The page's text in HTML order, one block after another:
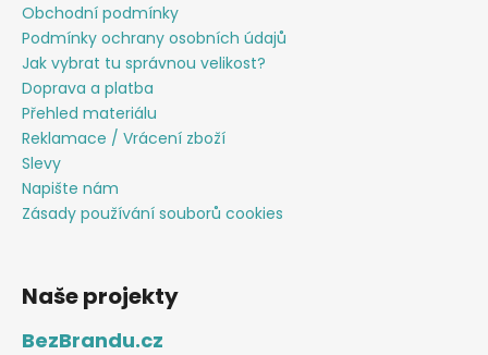
Obchodní podmínky
Podmínky ochrany osobních údajů
Jak vybrat tu správnou velikost?
Doprava a platba
Přehled materiálu
Reklamace / Vrácení zboží
Slevy
Napište nám
Zásady používání souborů cookies
Naše projekty
BezBrandu.cz